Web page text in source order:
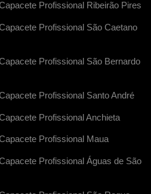
Profissional Ribeirão Pires
Profissional São Caetano
Profissional São Bernardo
Profissional Santo André
Profissional Anchieta
Profissional Maua
Profissional Águas de São